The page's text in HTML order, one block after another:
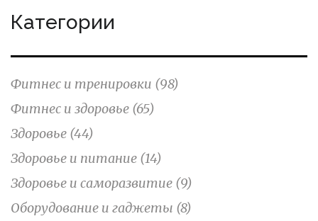
Категории
Фитнес и тренировки (98)
Фитнес и здоровье (65)
Здоровье (44)
Здоровье и питание (14)
Здоровье и саморазвитие (9)
Оборудование и гаджеты (8)